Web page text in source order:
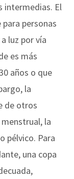
intermedias. El
personas
luz por vía
es más
años o que
la
de otros
la
pélvico. Para
una copa